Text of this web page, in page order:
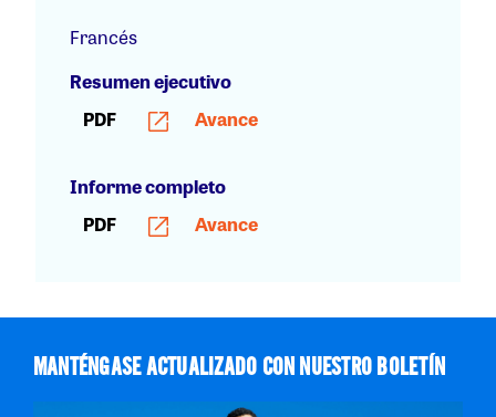
Francés
Resumen ejecutivo
PDF
Avance
Informe completo
PDF
Avance
MANTÉNGASE ACTUALIZADO CON NUESTRO BOLETÍN